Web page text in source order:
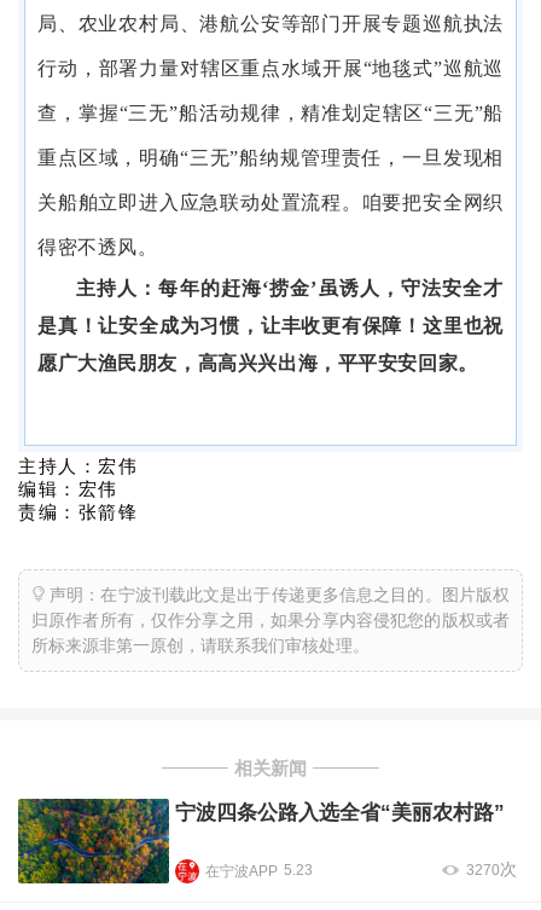
局、农业农村局、港航公安等部门开展专题巡航执法
行动，部署力量对辖区重点水域开展“地毯式”巡航巡
查，掌握“三无”船活动规律，精准划定辖区“三无”船
重点区域，明确“三无”船纳规管理责任，一旦发现相
关船舶立即进入应急联动处置流程。 咱要把安全网织
得密不透风。
主持人：每年的赶海‘捞金’虽诱人，守法安全才
是真！让安全成为习惯，让丰收更有保障！这里也祝
愿广大渔民朋友，高高兴兴出海，平平安安回家。
主持人：宏伟
编辑：宏伟
责编：张箭锋
声明：在宁波刊载此文是出于传递更多信息之目的。图片版权
归原作者所有，仅作分享之用，如果分享内容侵犯您的版权或者
所标来源非第一原创，请联系我们审核处理。
相关新闻
宁波四条公路入选全省“美丽农村路”
在宁波APP 5.23 3270次